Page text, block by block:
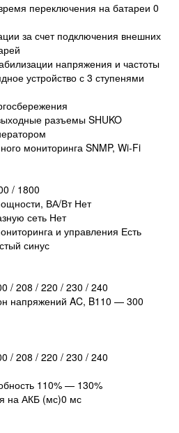
переключения на батареи 0
за счет подключения внешних
напряжения и частоты
устройство с 3 ступенями
разъемы SHUKO
мониторинга SNMP, Wi-Fi
/ 1800
ВА/Вт Нет
сеть Нет
и управления Есть
синус
/ 208 / 220 / 230 / 240
напряжений AC, B110 — 300
/ 208 / 220 / 230 / 240
110% — 130%
на АКБ (мс)0 мс